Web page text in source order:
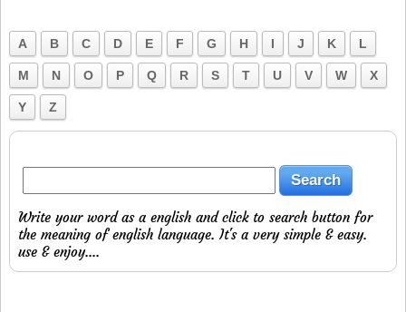
A B C D E F G H I J K L
M N O P Q R S T U V W X
Y Z
Write your word as a english and click to search button for
the meaning of english language. It's a very simple & easy.
use & enjoy....